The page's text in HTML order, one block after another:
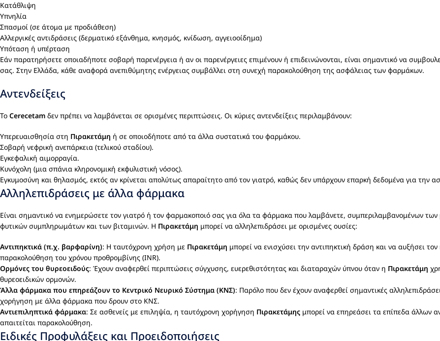
Κατάθλιψη
Υπνηλία
Σπασμοί (σε άτομα με προδιάθεση)
Αλλεργικές αντιδράσεις (δερματικό εξάνθημα, κνησμός, κνίδωση, αγγειοοίδημα)
Υπόταση ή υπέρταση
Εάν παρατηρήσετε οποιαδήποτε σοβαρή παρενέργεια ή αν οι παρενέργειες επιμένουν ή επιδεινώνονται, είναι σημαντικό να
σας. Στην Ελλάδα, κάθε αναφορά ανεπιθύμητης ενέργειας συμβάλλει στη συνεχή παρακολούθηση της ασφάλειας των φαρμάκων.
Αντενδείξεις
Το Cerecetam δεν πρέπει να λαμβάνεται σε ορισμένες περιπτώσεις. Οι κύριες αντενδείξεις περιλαμβάνουν:
Υπερευαισθησία στη Πιρακετάμη ή σε οποιοδήποτε από τα άλλα συστατικά του φαρμάκου.
Σοβαρή νεφρική ανεπάρκεια (τελικού σταδίου).
Εγκεφαλική αιμορραγία.
Κυνόχολη (μια σπάνια κληρονομική εκφυλιστική νόσος).
Εγκυμοσύνη και θηλασμός, εκτός αν κρίνεται απολύτως απαραίτητο από τον γιατρό, καθώς δεν υπάρχουν επαρκή δεδομένα για την
Αλληλεπιδράσεις με άλλα φάρμακα
Είναι σημαντικό να ενημερώσετε τον γιατρό ή τον φαρμακοποιό σας για όλα τα φάρμακα που λαμβάνετε, συμπεριλαμβανομένων
φυτικών συμπληρωμάτων και των βιταμινών. Η Πιρακετάμη μπορεί να αλληλεπιδράσει με ορισμένες ουσίες:
Αντιπηκτικά (π.χ. βαρφαρίνη): Η ταυτόχρονη χρήση με Πιρακετάμη μπορεί να ενισχύσει την αντιπηκτική δράση και να αυξήσει
παρακολούθηση του χρόνου προθρομβίνης (INR).
Ορμόνες του θυρεοειδούς: Έχουν αναφερθεί περιπτώσεις σύγχυσης, ευερεθιστότητας και διαταραχών ύπνου όταν η Πιρακετάμη
θυρεοειδικών ορμονών.
Άλλα φάρμακα που επηρεάζουν το Κεντρικό Νευρικό Σύστημα (ΚΝΣ): Παρόλο που δεν έχουν αναφερθεί σημαντικές
χορήγηση με άλλα φάρμακα που δρουν στο ΚΝΣ.
Αντιεπιληπτικά φάρμακα: Σε ασθενείς με επιληψία, η ταυτόχρονη χορήγηση Πιρακετάμης μπορεί να επηρεάσει τα επίπεδα άλλων
απαιτείται παρακολούθηση.
Ειδικές Προφυλάξεις και Προειδοποιήσεις